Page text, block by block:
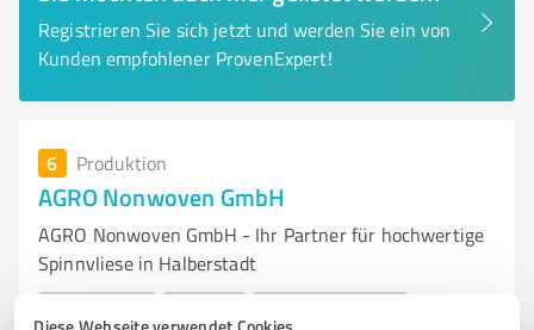
Registrieren Sie sich jetzt und werden Sie ein von
Kunden empfohlener ProvenExpert!
6 Produktion
AGRO Nonwoven GmbH
AGRO Nonwoven GmbH - Ihr Partner für hochwertige
Spinnvliese in Halberstadt